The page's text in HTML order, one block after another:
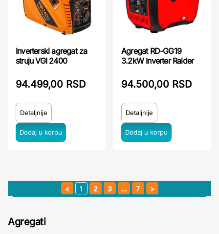
Inverterski agregat za
struju VGI 2400
94.499,00 RSD
Detaljnije
Agregat RD-GG19
3.2kW Inverter Raider
94.500,00 RSD
Detaljnije
1 2 3 … 7
Agregati